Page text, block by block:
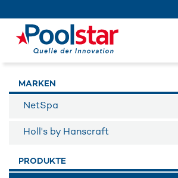
MARKEN
NetSpa
Holl's by Hanscraft
PRODUKTE